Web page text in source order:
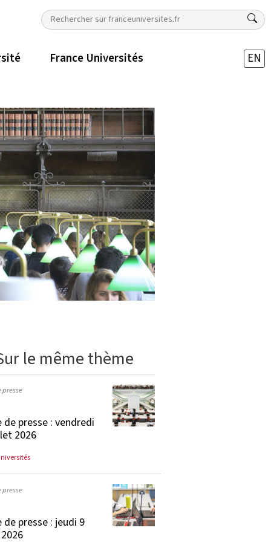
France Universités EN
le même thème
presse
de presse : vendredi
2026
presse
de presse : jeudi 9